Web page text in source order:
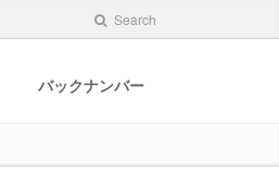
Search
バックナンバー